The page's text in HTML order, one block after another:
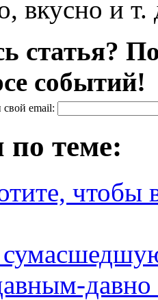
вкусно и т.
статья?
событий!
свой email:
теме:
чтобы